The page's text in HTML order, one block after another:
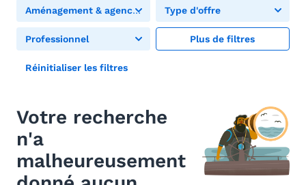
Aménagement & agencement Type d'offre
Professionnel Plus de filtres
Réinitialiser les filtres
Votre recherche
n'a
malheureusement